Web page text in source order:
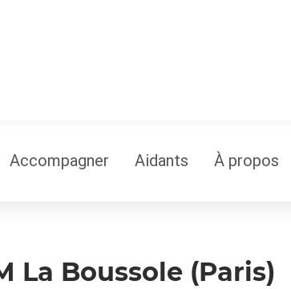
Accompagner Aidants À propos
La Boussole (Paris)